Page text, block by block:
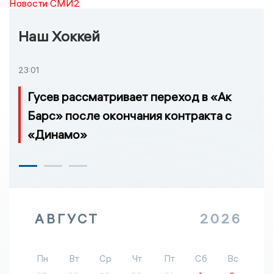
Новости СМИ2
Наш Хоккей
23:01
Гусев рассматривает переход в «Ак
Барс» после окончания контракта с
«Динамо»
АВГУСТ 2026
Пн Вт Ср Чт Пт Сб
Вс